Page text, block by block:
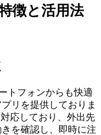
徴と活用法
トフォンからも快適
リを提供しておりま
応しており、外出先
を確認し、即時に注